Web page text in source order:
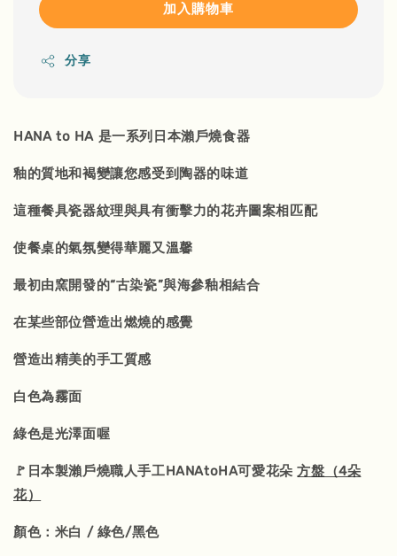
加入購物車
分享
HANA to HA 是一系列日本瀨戶燒食器
釉的質地和褐變讓您感受到陶器的味道
這種餐具瓷器紋理與具有衝擊力的花卉圖案相匹配
使餐桌的氣氛變得華麗又溫馨
最初由窯開發的“古染瓷”與海參釉相結合
在某些部位營造出燃燒的感覺
營造出精美的手工質感
白色為霧面
綠色是光澤面喔
🚩日本製瀨戶燒職人手工HANAtoHA可愛花朵方盤（4朵
花）
顏色：米白 / 綠色/黑色